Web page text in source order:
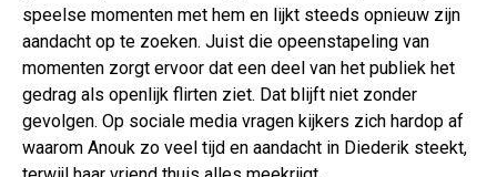
speelse momenten met hem en lijkt steeds opnieuw zijn
aandacht op te zoeken. Juist die opeenstapeling van
momenten zorgt ervoor dat een deel van het publiek het
gedrag als openlijk flirten ziet. Dat blijft niet zonder
gevolgen. Op sociale media vragen kijkers zich hardop af
waarom Anouk zo veel tijd en aandacht in Diederik steekt,